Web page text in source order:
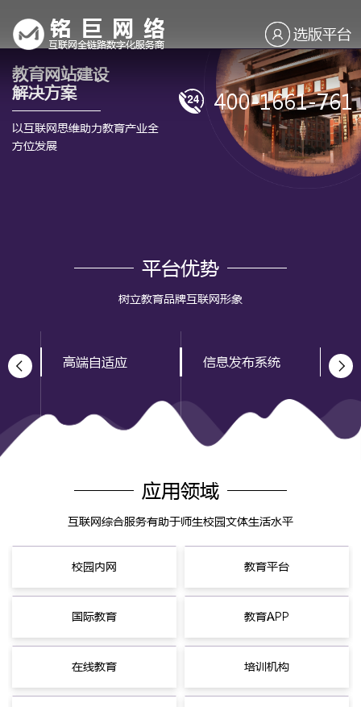
选版平台
400-1661-761
教育网站建设
解决方案
以互联网思维助力教育产业全
方位发展
平台优势
树立教育品牌互联网形象
高端自适应 信息发布系统 设
应用领域
互联网综合服务有助于师生校园文体生活水平
校园内网 教育平台
国际教育 教育APP
在线教育 培训机构